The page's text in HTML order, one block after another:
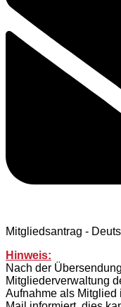
Mitgliedsantrag -
Hinweis:
Nach der
Mitgliederverwaltung
Aufnahme als Mitglied